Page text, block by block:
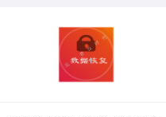
查询和性能瓶颈
阿里云MySQL
断工具，可以